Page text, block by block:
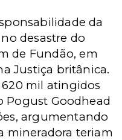
da
desastre do
de Fundão, em
Justiça britânica.
mil atingidos
Pogust Goodhead
argumentando
mineradora teriam